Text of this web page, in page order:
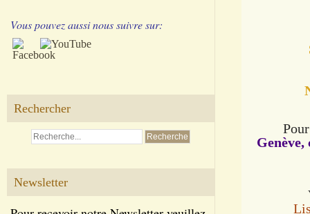
Vous pouvez aussi nous suivre sur:
Rechercher
Newsletter